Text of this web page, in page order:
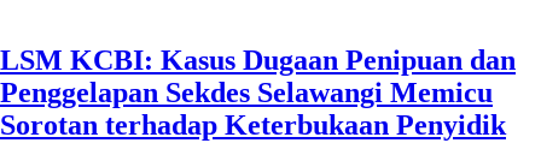
LSM KCBI: Kasus Dugaan Penipuan dan
Penggelapan Sekdes Selawangi Memicu
Sorotan terhadap Keterbukaan Penyidik